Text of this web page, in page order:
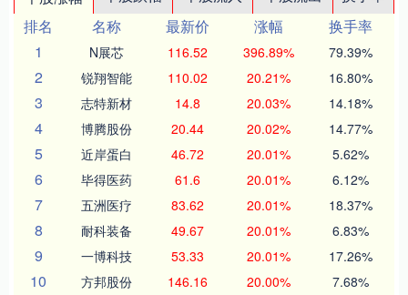
排名
名称 最新价 涨幅
换手率
1
N展芯 116.52 396.89% 79.39%
2 锐翔智能 110.02 20.21% 16.80%
3 志特新材 14.8 20.03% 14.18%
4 博腾股份 20.44 20.02% 14.77%
5 近岸蛋白 46.72 20.01% 5.62%
6 毕得医药 61.6 20.01% 6.12%
7 五洲医疗 83.62 20.01% 18.37%
8 耐科装备 49.67 20.01% 6.83%
9 一博科技 53.33 20.01% 17.26%
10 方邦股份 146.16 20.00% 7.68%